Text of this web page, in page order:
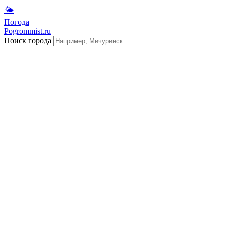
🌤
Погода
Pogrommist.ru
Поиск города